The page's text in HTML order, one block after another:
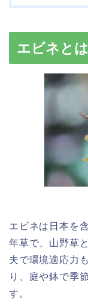
エビネと
エビネは日本を
年草で、山野草
夫で環境適応力
り、庭や鉢で季
す。